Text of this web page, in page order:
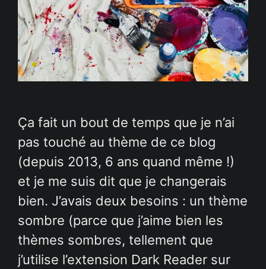
Ça fait un bout de temps que je n’ai
pas touché au thème de ce blog
(depuis 2013, 6 ans quand même !)
et je me suis dit que je changerais
bien. J’avais deux besoins : un thème
sombre (parce que j’aime bien les
thèmes sombres, tellement que
j’utilise l’extension Dark Reader sur